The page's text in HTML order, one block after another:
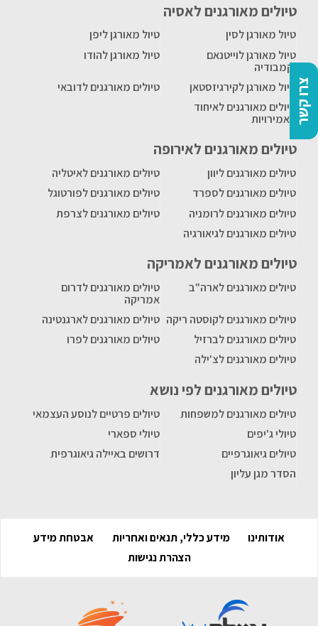
צרו קשר
טיולים מאורגנים לאסיה
טיול מאורגן לסין
טיול מאורגן ליפן
טיול מאורגן לוייטנאם
וקמבודיה
טיול מאורגן להודו
טיול מאורגן לקירגיזסטאן
טיולים מאורגנים לדובאי
טיולים מאורגנים לאיחוד
האמירויות
טיולים מאורגנים לאירופה
טיולים מאורגנים ליוון
טיולים מאורגנים לאיטליה
טיולים מאורגנים לספרד
טיולים מאורגנים לפורטוגל
טיולים מאורגנים לרומניה
טיולים מאורגנים לצרפת
טיולים מאורגנים לגיאורגיה
טיולים מאורגנים לאמריקה
טיולים מאורגנים לארה"ב
טיולים מאורגנים לדרום
אמריקה
טיולים מאורגנים לקוסטה ריקה טיולים מאורגנים לארגנטינה
טיולים מאורגנים לברזיל
טיולים מאורגנים לפרו
טיולים מאורגנים לצ'ילה
טיולים מאורגנים לפי נושא
טיולים מאורגנים למשפחות
טיולים פרטיים לנוסע העצמאי
טיולי ג'יפים
טיולי ספארי
טיולים גיאוגרפיים
דרושים באיילה גיאוגרפית
הסדר מגן עליון
אודותינו מידע כללי, תנאים ואחריות
אבטחת מידע
הצהרת נגישות